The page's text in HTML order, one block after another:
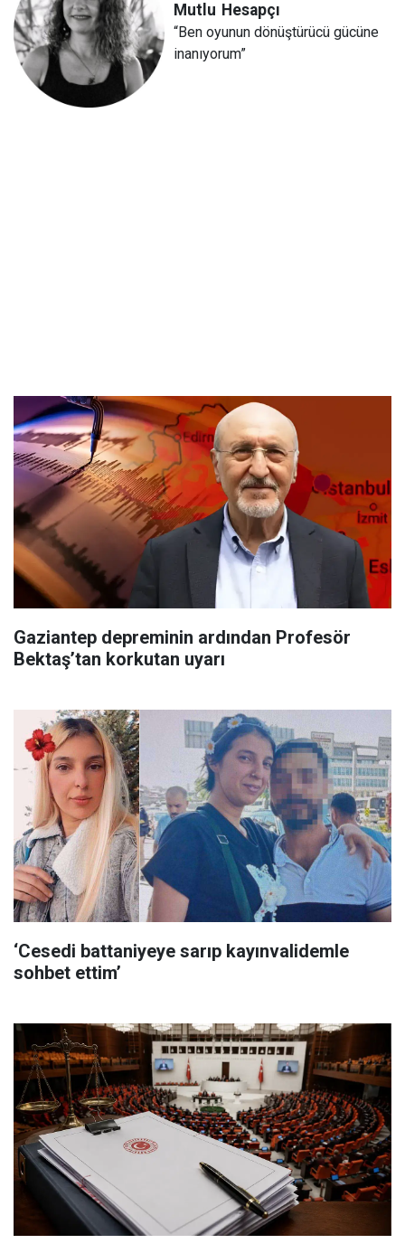
Mutlu Hesapçı
“Ben oyunun dönüştürücü gücüne
inanıyorum”
Gaziantep depreminin ardından Profesör
Bektaş’tan korkutan uyarı
‘Cesedi battaniyeye sarıp kayınvalidemle
sohbet ettim’